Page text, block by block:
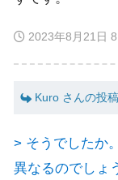
2023年8月21日
Kuro さんの投
> そうでしたか
異なるのでしょ